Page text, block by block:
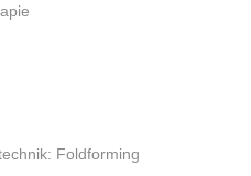
Foldforming